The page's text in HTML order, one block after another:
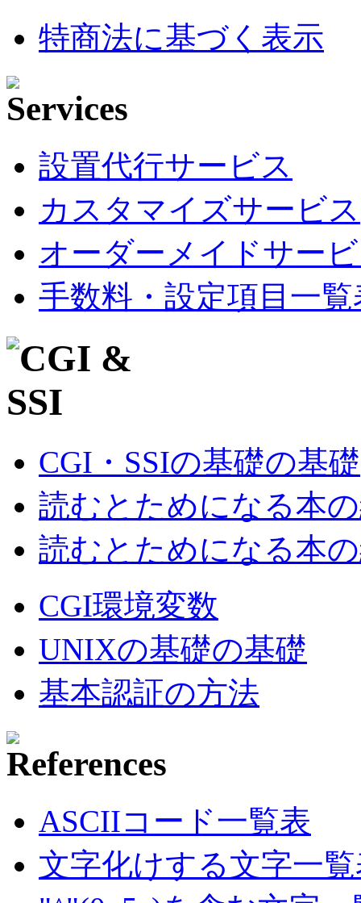
特商法に基づく表示
設置代行サービス
カスタマイズサービス
オーダーメイドサー
手数料・設定項目一覧
CGI・SSIの基礎の基礎
読むとためになる本
読むとためになる本
CGI環境変数
UNIXの基礎の基礎
基本認証の方法
ASCIIコード一覧表
文字化けする文字一